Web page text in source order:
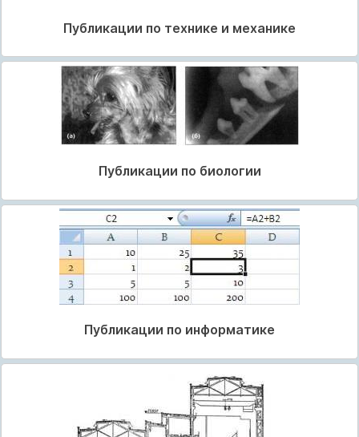
Публикации по технике и механике
Публикации по биологии
Публикации по информатике